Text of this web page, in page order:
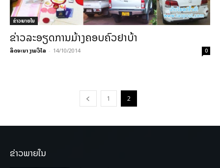
ຂ່າວພາຍ​ໃນ
ຂ່າວລະອຽດການມ້າງຄອບຄົວຢາບ້າ
ລິດຈະນາ ງາມວິໄລ - 14/10/2014 0
1 2
ຂ່າວພາຍໃນ